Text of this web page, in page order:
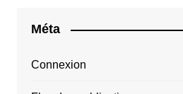
Méta
Connexion